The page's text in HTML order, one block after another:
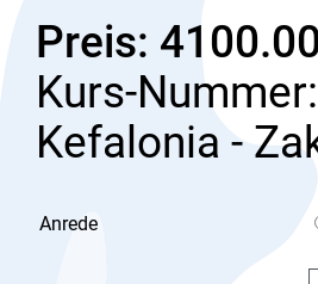
Preis:
Kurs-
Kefalonia -
Anrede